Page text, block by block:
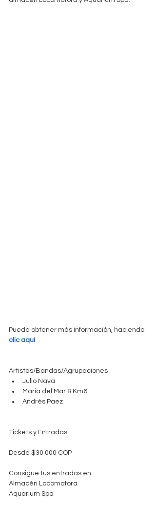
Puede obtener más información, haciendo
clic aquí
Artistas/Bandas/Agrupaciones
Julio Nava
Maria del Mar & Km6
Andrés Paez
Tickets y Entradas
Desde $30.000 COP
Consigue tus entradas en
Almacén Locomotora
Aquarium Spa